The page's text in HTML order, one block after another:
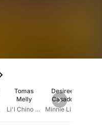
Tomas
Melly
Li'l Chino Linares
Desiree
Casado